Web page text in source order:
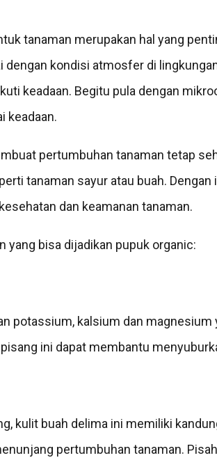
tanaman merupakan hal yang
dengan kondisi atmosfer di
keadaan. Begitu pula dengan
keadaan.
pertumbuhan tanaman tetap
tanaman sayur atau buah. Dengan
dan keamanan tanaman.
yang bisa dijadikan pupuk organic:
potassium, kalsium dan
ini dapat membantu
kulit buah delima ini memiliki
pertumbuhan tanaman.